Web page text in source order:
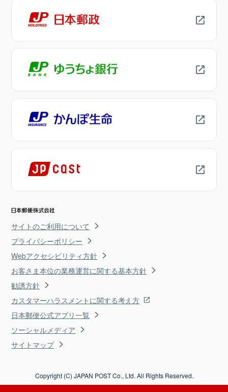
サイトのご利用について
プライバシーポリシー
Webアクセシビリティ方針
お客さま本位の業務運営に関する基本方針
勧誘方針
カスタマーハラスメントに関する考え方
日本郵便公式アプリ一覧
ソーシャルメディア
サイトマップ
Copyright (C) JAPAN POST Co., Ltd. All Rights Reserved.